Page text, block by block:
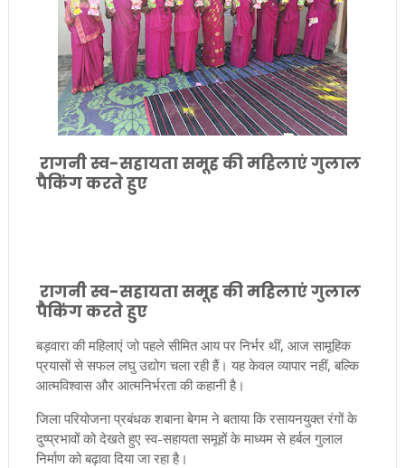
रागनी स्व-सहायता समूह की महिलाएं गुलाल
पैकिंग करते हुए
रागनी स्व-सहायता समूह की महिलाएं गुलाल
पैकिंग करते हुए
बड़वारा की महिलाएं जो पहले सीमित आय पर निर्भर थीं, आज सामूहिक
प्रयासों से सफल लघु उद्योग चला रही हैं। यह केवल व्यापार नहीं, बल्कि
आत्मविश्वास और आत्मनिर्भरता की कहानी है।
जिला परियोजना प्रबंधक शबाना बेगम ने बताया कि रसायनयुक्त रंगों के
दुष्प्रभावों को देखते हुए स्व-सहायता समूहों के माध्यम से हर्बल गुलाल
निर्माण को बढ़ावा दिया जा रहा है।